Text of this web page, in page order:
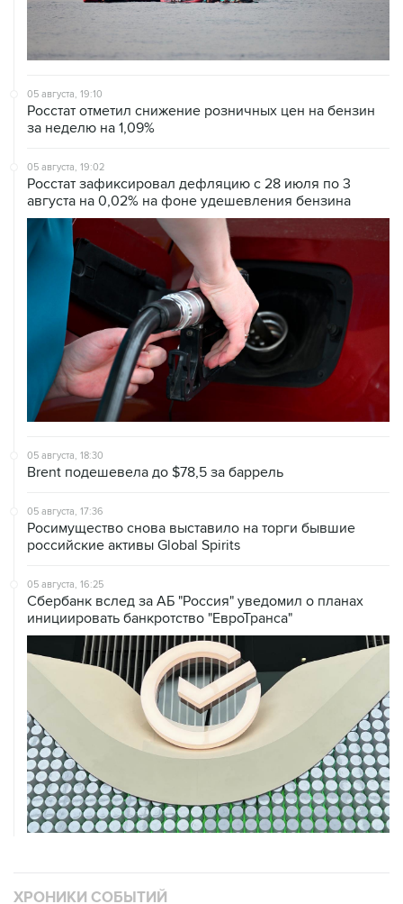
05 августа, 19:10
Росстат отметил снижение розничных цен на бензин
за неделю на 1,09%
05 августа, 19:02
Росстат зафиксировал дефляцию с 28 июля по 3
августа на 0,02% на фоне удешевления бензина
05 августа, 18:30
Brent подешевела до $78,5 за баррель
05 августа, 17:36
Росимущество снова выставило на торги бывшие
российские активы Global Spirits
05 августа, 16:25
Сбербанк вслед за АБ "Россия" уведомил о планах
инициировать банкротство "ЕвроТранса"
ХРОНИКИ СОБЫТИЙ